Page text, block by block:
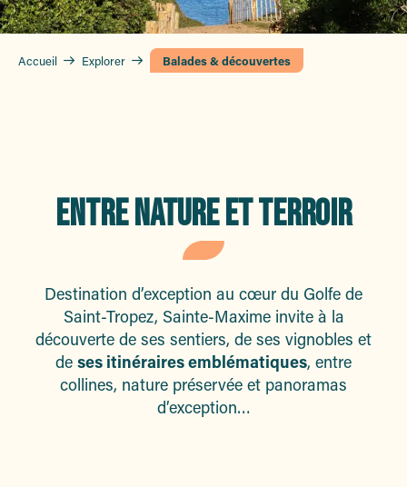
Accueil Explorer Balades & découvertes
ENTRE NATURE ET TERROIR
Destination d’exception au cœur du Golfe de
Saint-Tropez, Sainte-Maxime invite à la
découverte de ses sentiers, de ses vignobles et
de ses itinéraires emblématiques, entre
collines, nature préservée et panoramas
d’exception…